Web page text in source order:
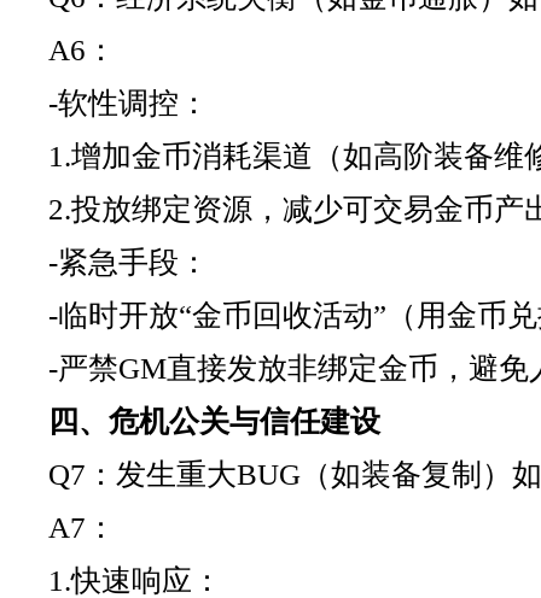
A6：
-软性调控：
1.增加金币消耗渠道（如高阶装备维
2.投放绑定资源，减少可交易金币产
-紧急手段：
-临时开放“金币回收活动”（用金币
-严禁GM直接发放非绑定金币，避免
四、危机公关与信任建设
Q7：发生重大BUG（如装备复制）
A7：
1.快速响应：